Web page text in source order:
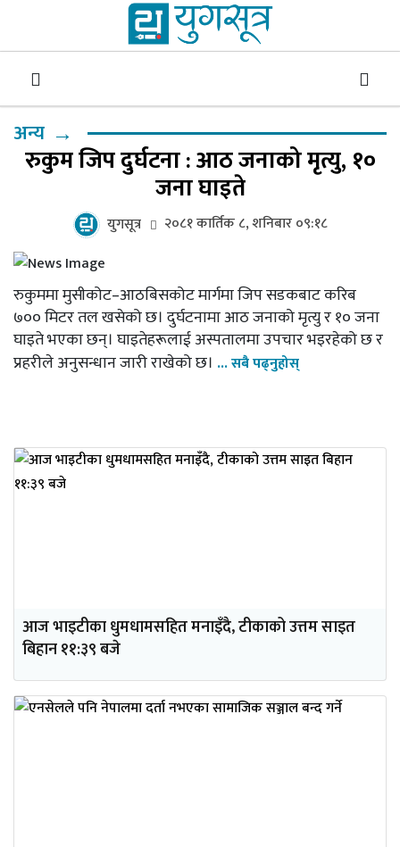
अन्य →
रुकुम जिप दुर्घटना : आठ जनाको मृत्यु, १०
जना घाइते
युगसूत्र २०८१ कार्तिक ८, शनिबार ०९:१८
रुकुममा मुसीकोट–आठबिसकोट मार्गमा जिप सडकबाट करिब
७०० मिटर तल खसेको छ। दुर्घटनामा आठ जनाको मृत्यु र १० जना
घाइते भएका छन्। घाइतेहरूलाई अस्पतालमा उपचार भइरहेको छ र
प्रहरीले अनुसन्धान जारी राखेको छ। ... सबै पढ्नुहोस्
आज भाइटीका धुमधामसहित मनाइँदै, टीकाको उत्तम साइत
बिहान ११:३९ बजे